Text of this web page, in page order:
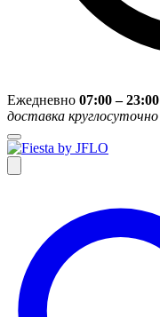
Ежедневно 07:00 – 23:00
доставка круглосуточно